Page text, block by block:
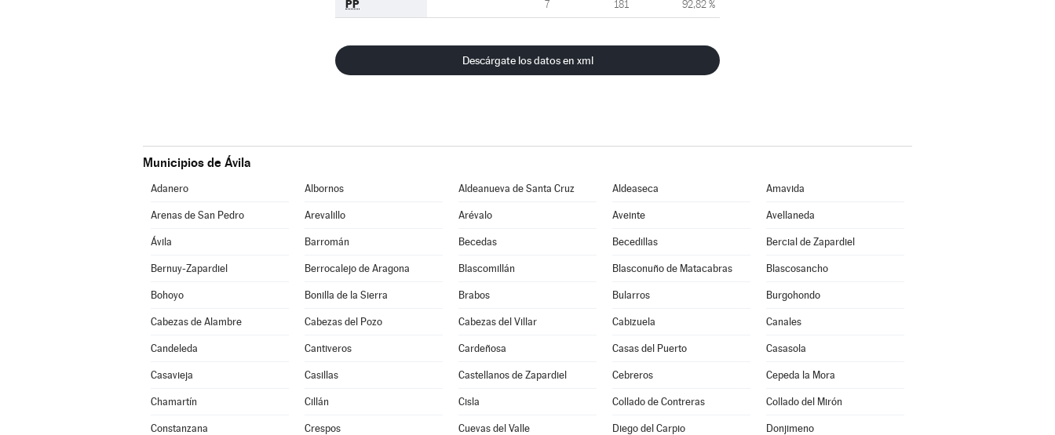
PP 7 181 92,82 %
Descárgate los datos en xml
Municipios de Ávila
Adanero Albornos Aldeanueva de Santa Cruz Aldeaseca Amavida
Arenas de San Pedro Arevalillo Arévalo Aveinte Avellaneda
Ávila Barromán Becedas Becedillas Bercial de Zapardiel
Bernuy-Zapardiel Berrocalejo de Aragona Blascomillán Blasconuño de Matacabras Blascosancho
Bohoyo Bonilla de la Sierra Brabos Bularros Burgohondo
Cabezas de Alambre Cabezas del Pozo Cabezas del Villar Cabizuela Canales
Candeleda Cantiveros Cardeñosa Casas del Puerto Casasola
Casavieja Casillas Castellanos de Zapardiel Cebreros Cepeda la Mora
Chamartín Cillán Cisla Collado de Contreras Collado del Mirón
Constanzana Crespos Cuevas del Valle Diego del Carpio Donjimeno